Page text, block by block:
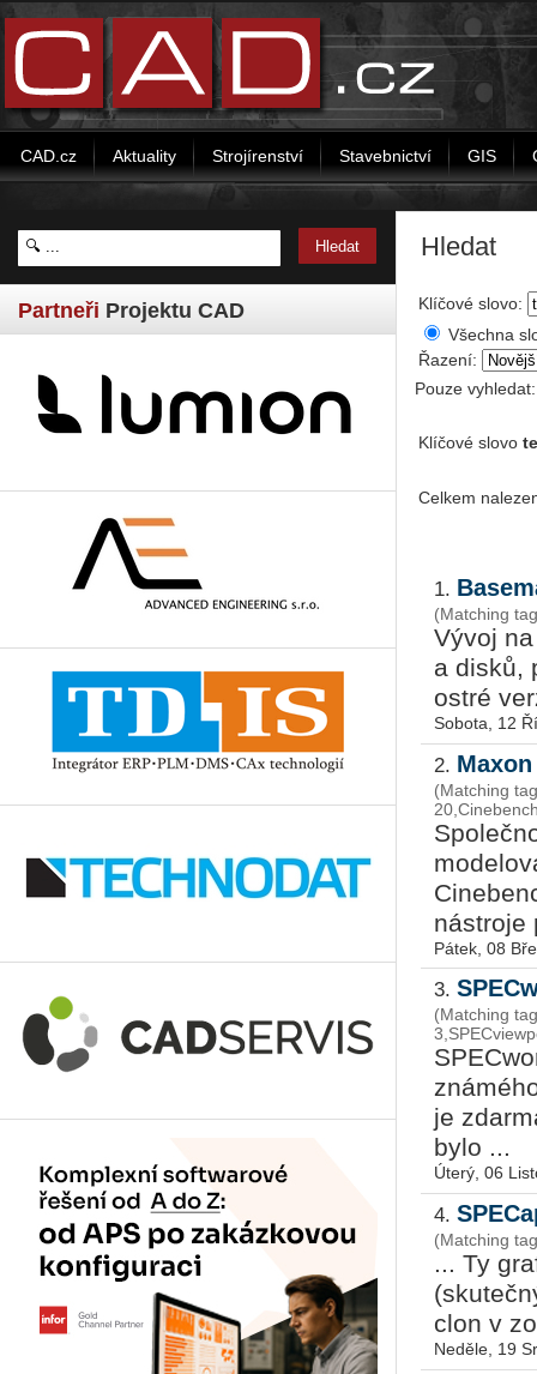
CAD.cz Aktuality Strojírenství Stavebnictví GIS
Partneři Projektu CAD
Hledat
Klíčové slovo:
Všechna
Řazení:
Pouze
Klíčové slovo
Celkem
1.
(Matching
Vývoj
a disků,
ost­ré
Sobota, 12
2.
(Matching
nástroje
Pátek, 08
3.
(Matching
je
bylo ...
Úterý, 06
4.
(Matching
... Ty
clon v
Neděle, 19